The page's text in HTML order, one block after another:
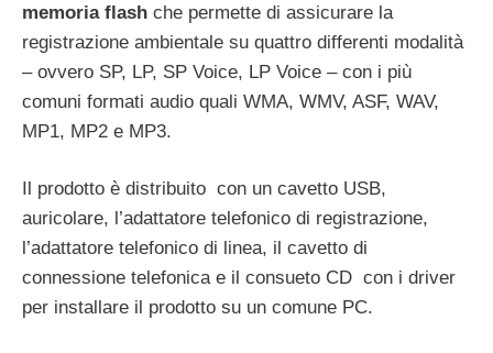
memoria flash che permette di assicurare la
registrazione ambientale su quattro differenti modalità
– ovvero SP, LP, SP Voice, LP Voice – con i più
comuni formati audio quali WMA, WMV, ASF, WAV,
MP1, MP2 e MP3.
Il prodotto è distribuito con un cavetto USB,
auricolare, l’adattatore telefonico di registrazione,
l’adattatore telefonico di linea, il cavetto di
connessione telefonica e il consueto CD con i driver
per installare il prodotto su un comune PC.